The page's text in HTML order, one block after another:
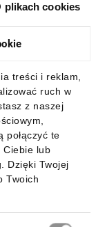
plikach cookies
treści i reklam,
ruch w
z naszej
połączyć te
Ciebie lub
Dzięki Twojej
Twoich